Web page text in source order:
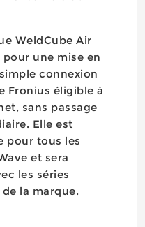
WeldCube Air
une mise en
connexion
Fronius éligible à
sans passage
Elle est
pour tous les
et sera
les séries
la marque.